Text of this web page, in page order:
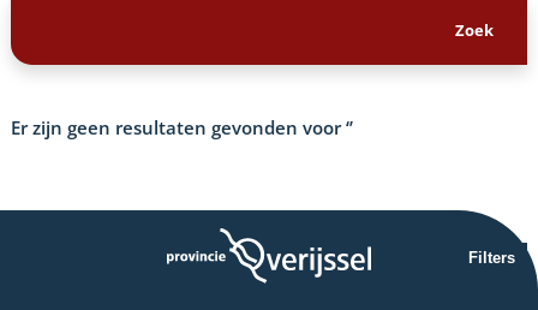
Er zijn geen resultaten gevonden voor‘’
Filters